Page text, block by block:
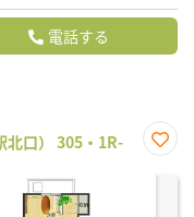
電話する
北口） 305・1R-
に入